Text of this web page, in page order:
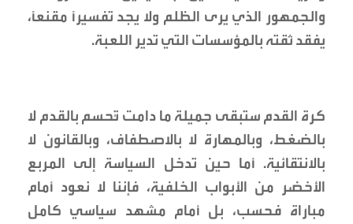
والجمهور الذي يرى الظلم ولا يجد تفسيراً مقنعاً،
يفقد ثقته بالمؤسسات التي تدير اللعبة.
كرة القدم ستبقى جميلة ما دامت تُحسم بالقدم لا
بالضغط، وبالمهارة لا بالاصطفاف، وبالقانون لا
بالانتقائية. أما حين تدخل السياسة إلى المربع
الأخضر من الأبواب الخلفية، فإننا لا نعود أمام
مباراة فحسب، بل أمام مشهد سياسي كامل